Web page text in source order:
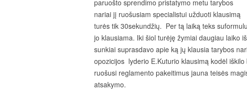
paruošto sprendimo pristatymo metu tarybos
nariai jį ruošusiam specialistui užduoti klausimą
turės tik 30sekundžių. Per tą laiką teks
jo klausiama. Iki šiol turėję žymiai daugiau laiko
sunkiai suprasdavo apie ką jų klausia tarybos
opozicijos lyderio E.Kuturio klausimą kodėl
ruošusi reglamento pakeitimus jauna teisės
atsakymo.